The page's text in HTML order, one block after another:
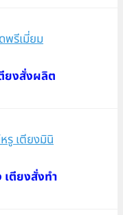
ยงสั่งผลิต
เตียงสั่งทำ